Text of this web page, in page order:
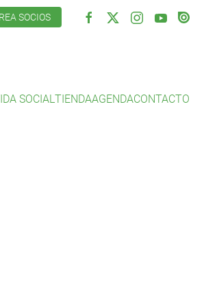
SOCIOS
SOCIALTIENDAAGENDACONTACTO